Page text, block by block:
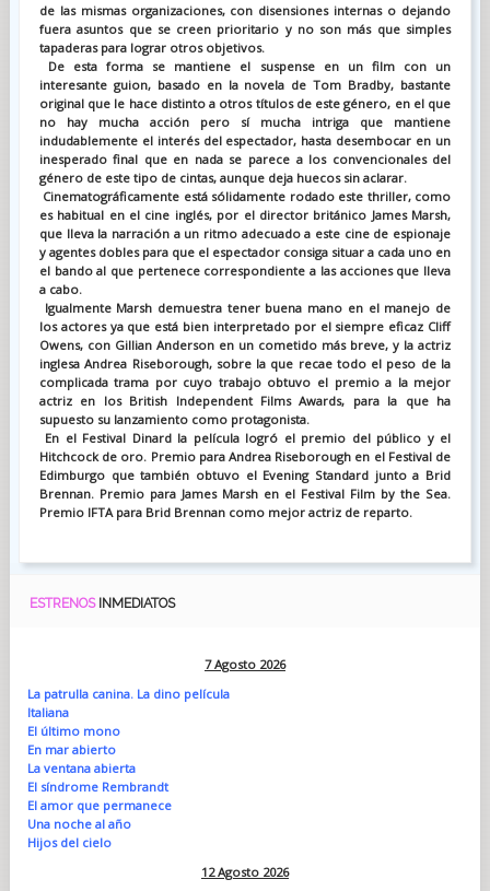
de las mismas organizaciones, con disensiones internas o dejando
fuera asuntos que se creen prioritario y no son más que simples
tapaderas para lograr otros objetivos.
De esta forma se mantiene el suspense en un film con un
interesante guion, basado en la novela de Tom Bradby, bastante
original que le hace distinto a otros títulos de este género, en el que
no hay mucha acción pero sí mucha intriga que mantiene
indudablemente el interés del espectador, hasta desembocar en un
inesperado final que en nada se parece a los convencionales del
género de este tipo de cintas, aunque deja huecos sin aclarar.
Cinematográficamente está sólidamente rodado este thriller, como
es habitual en el cine inglés, por el director británico James Marsh,
que lleva la narración a un ritmo adecuado a este cine de espionaje
y agentes dobles para que el espectador consiga situar a cada uno en
el bando al que pertenece correspondiente a las acciones que lleva
a cabo.
Igualmente Marsh demuestra tener buena mano en el manejo de
los actores ya que está bien interpretado por el siempre eficaz Cliff
Owens, con Gillian Anderson en un cometido más breve, y la actriz
inglesa Andrea Riseborough, sobre la que recae todo el peso de la
complicada trama por cuyo trabajo obtuvo el premio a la mejor
actriz en los British Independent Films Awards, para la que ha
supuesto su lanzamiento como protagonista.
En el Festival Dinard la película logró el premio del público y el
Hitchcock de oro. Premio para Andrea Riseborough en el Festival de
Edimburgo que también obtuvo el Evening Standard junto a Brid
Brennan. Premio para James Marsh en el Festival Film by the Sea.
Premio IFTA para Brid Brennan como mejor actriz de reparto.
ESTRENOS INMEDIATOS
7 Agosto 2026
La patrulla canina. La dino película
Italiana
El último mono
En mar abierto
La ventana abierta
El síndrome Rembrandt
El amor que permanece
Una noche al año
Hijos del cielo
12 Agosto 2026